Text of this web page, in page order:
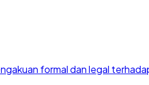
formal dan legal